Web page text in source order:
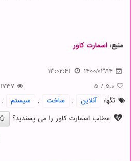
منبع: اسمارت كاور
1400/03/14
13:02:41
5.0
/
5
1737
تگها:
آنلاین , ساخت , سیستم ,
مطلب اسمارت کاور را می پسندید؟